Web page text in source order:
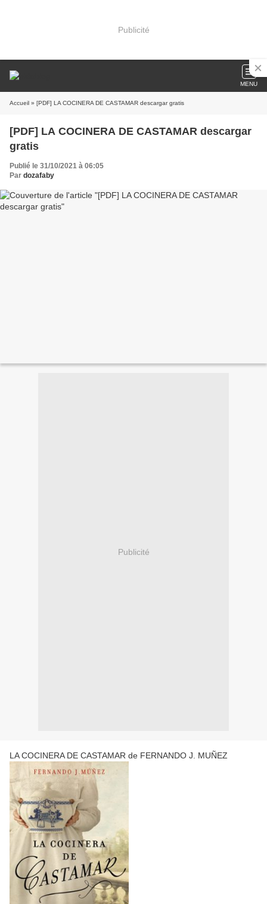
Publicité
MENU
Accueil » [PDF] LA COCINERA DE CASTAMAR descargar gratis
[PDF] LA COCINERA DE CASTAMAR descargar
gratis
Publié le 31/10/2021 à 06:05
Par dozafaby
Publicité
LA COCINERA DE CASTAMAR de FERNANDO J. MUÑEZ